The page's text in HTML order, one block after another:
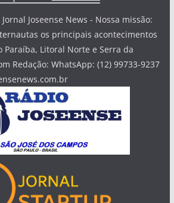
Joseense News - Nossa missão:
os principais acontecimentos
Paraíba, Litoral Norte e Serra da
Redação: WhatsApp: (12) 99733-9237